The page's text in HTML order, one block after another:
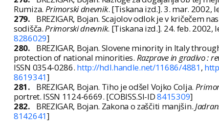
Rumiza. Primorski dnevnik. [Tiskana izd.]. 3. mar. 2002,
279.
BREZIGAR, Bojan. Scajolov odlok je v kričečem
sodišča.Primorski dnevnik. [Tiskana izd.]. 24. feb. 2002,
8286029]
280.
BREZIGAR, Bojan. Slovene minority in Italy
protection of national minorities. Razprave in gradivo :
ISSN 0354-0286. http://hdl.handle.net/11686/4881,
8619341]
281.
BREZIGAR, Bojan. Tiho je odšel Vojko Colja.
portret. ISSN 1124-6669. [COBISS.SI-ID8415309]
282.
BREZIGAR, Bojan. Zakona o zaščiti manjšin.
8142641]